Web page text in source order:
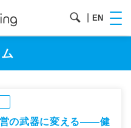
EN
営の武器に変える——健